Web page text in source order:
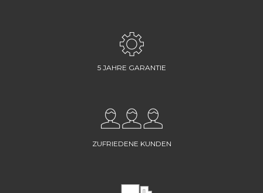
5 JAHRE GARANTIE
ZUFRIEDENE KUNDEN